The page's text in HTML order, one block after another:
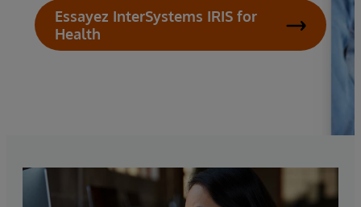
Essayez InterSystems IRIS for
Health